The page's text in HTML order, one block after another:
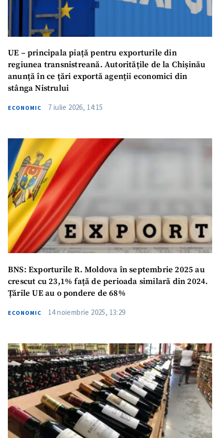
UE – principala piață pentru exporturile din
regiunea transnistreană. Autoritățile de la Chișinău
anunță în ce țări exportă agenții economici din
stânga Nistrului
ECONOMIC 7 iulie 2026, 14:15
BNS: Exporturile R. Moldova în septembrie 2025 au
crescut cu 23,1% față de perioada similară din 2024.
Țările UE au o pondere de 68%
ECONOMIC 14 noiembrie 2025, 13:29